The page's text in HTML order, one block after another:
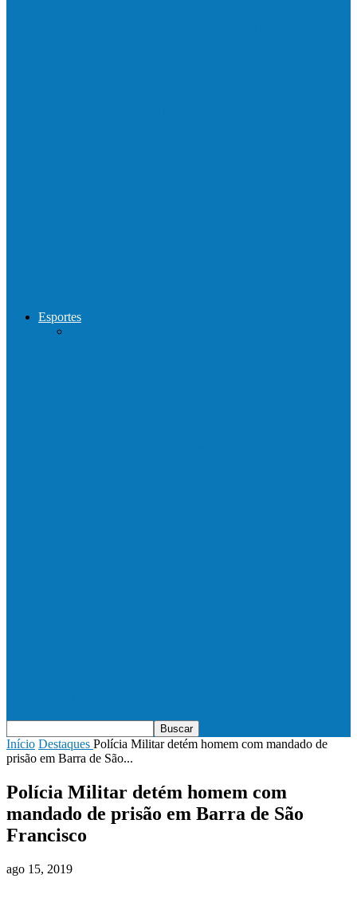
Esportes
Início Destaques Polícia Militar detém homem com mandado de
prisão em Barra de São...
Polícia Militar detém homem com
mandado de prisão em Barra de São
Francisco
ago 15, 2019